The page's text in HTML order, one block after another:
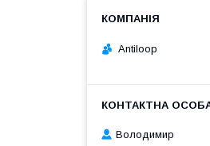
Antiloop
Володимир